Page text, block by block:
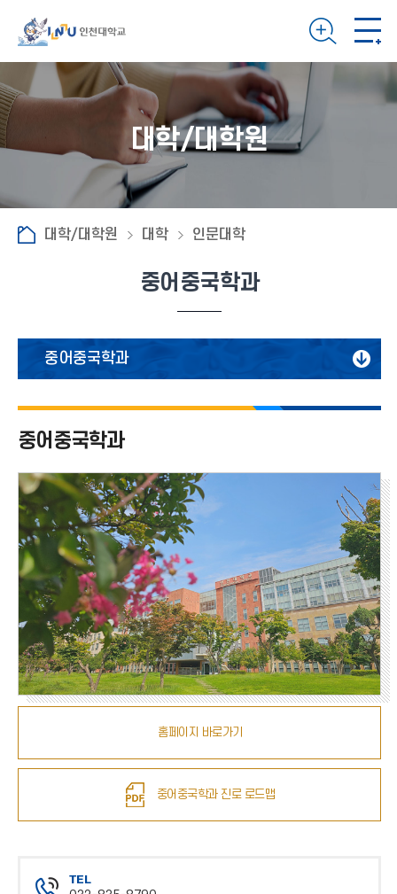
대학/대학원
대학/대학원 대학 인문대학
중어중국학과
중어중국학과
국어국문학과
영어영문학과
독어독문학과
불어불문학과
일본지역문화학과
중어중국학과
홈페이지 바로가기
중어중국학과 진로 로드맵
중어중국학과
TEL